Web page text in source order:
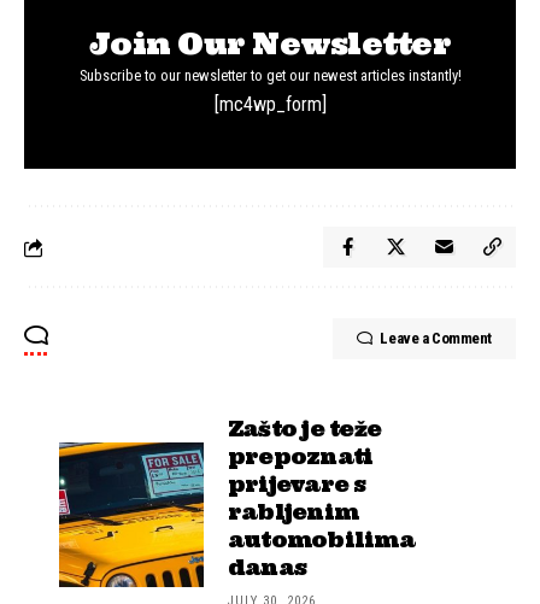
Join Our Newsletter
Subscribe to our newsletter to get our newest articles instantly!
[mc4wp_form]
Leave a Comment
Zašto je teže
prepoznati
prijevare s
rabljenim
automobilima
danas